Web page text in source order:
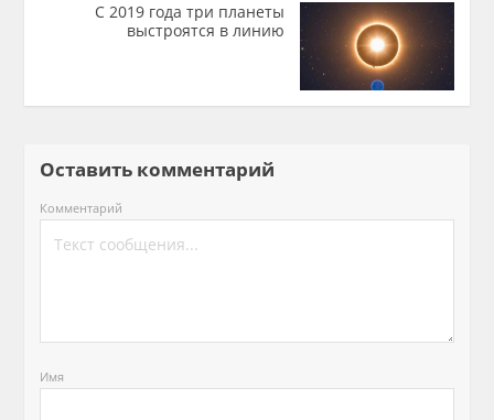
С 2019 года три планеты
выстроятся в линию
Оставить комментарий
Комментарий
Имя